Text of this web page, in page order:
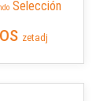
Selección
zetadj